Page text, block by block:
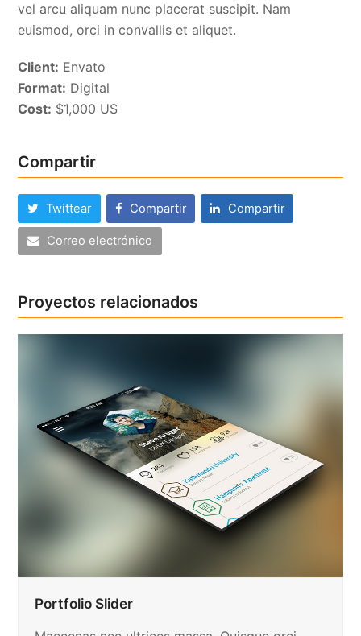
vel arcu aliquam nunc placerat suscipit. Nam
euismod, orci in convallis et aliquet.
Client: Envato
Format: Digital
Cost: $1,000 US
Compartir
Twittear Compartir Compartir
Correo electrónico
Proyectos relacionados
Portfolio Slider